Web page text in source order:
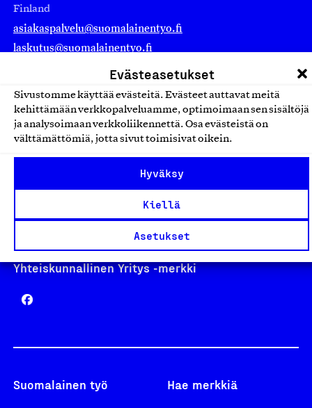
Evästeasetukset
Sivustomme käyttää evästeitä. Evästeet auttavat meitä
kehittämään verkkopalveluamme, optimoimaan sen sisältöjä
ja analysoimaan verkkoliikennettä. Osa evästeistä on
välttämättömiä, jotta sivut toimisivat oikein.
Hyväksy
Kiellä
Asetukset
Finland
asiakaspalvelu@suomalainentyo.fi
laskutus@suomalainentyo.fi
Avainlippu
Yhteiskunnallinen Yritys -merkki
Suomalainen työ Hae merkkiä